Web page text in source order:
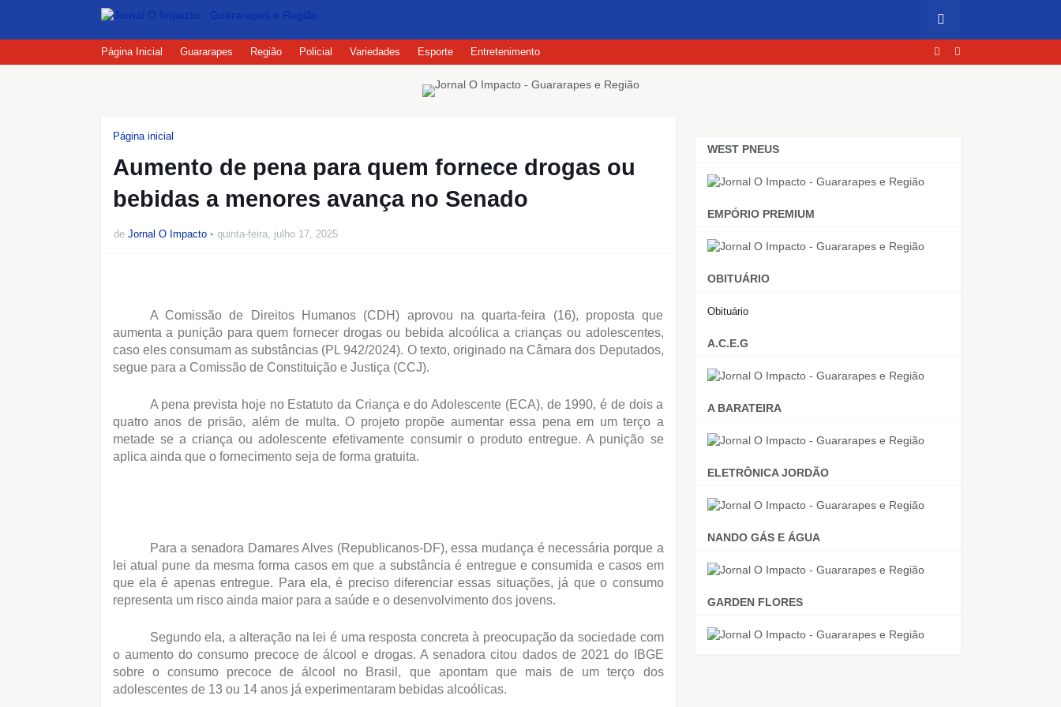
Página Inicial Guararapes Região Policial Variedades Esporte Entretenimento
Página inicial
Aumento de pena para quem fornece drogas ou
bebidas a menores avança no Senado
de Jornal O Impacto quinta-feira, julho 17, 2025
A Comissão de Direitos Humanos (CDH) aprovou na quarta-feira (16), proposta que
aumenta a punição para quem fornecer drogas ou bebida alcoólica a crianças ou adolescentes,
caso eles consumam as substâncias (PL 942/2024). O texto, originado na Câmara dos Deputados,
segue para a Comissão de Constituição e Justiça (CCJ).
A pena prevista hoje no Estatuto da Criança e do Adolescente (ECA), de 1990, é de dois a
quatro anos de prisão, além de multa. O projeto propõe aumentar essa pena em um terço a
metade se a criança ou adolescente efetivamente consumir o produto entregue. A punição se
aplica ainda que o fornecimento seja de forma gratuita.
Para a senadora Damares Alves (Republicanos-DF), essa mudança é necessária porque a
lei atual pune da mesma forma casos em que a substância é entregue e consumida e casos em
que ela é apenas entregue. Para ela, é preciso diferenciar essas situações, já que o consumo
representa um risco ainda maior para a saúde e o desenvolvimento dos jovens.
Segundo ela, a alteração na lei é uma resposta concreta à preocupação da sociedade com
o aumento do consumo precoce de álcool e drogas. A senadora citou dados de 2021 do IBGE
sobre o consumo precoce de álcool no Brasil, que apontam que mais de um terço dos
adolescentes de 13 ou 14 anos já experimentaram bebidas alcoólicas.
WEST PNEUS
EMPÓRIO PREMIUM
OBITUÁRIO
Obituário
A.C.E.G
A BARATEIRA
ELETRÔNICA JORDÃO
NANDO GÁS E ÁGUA
GARDEN FLORES